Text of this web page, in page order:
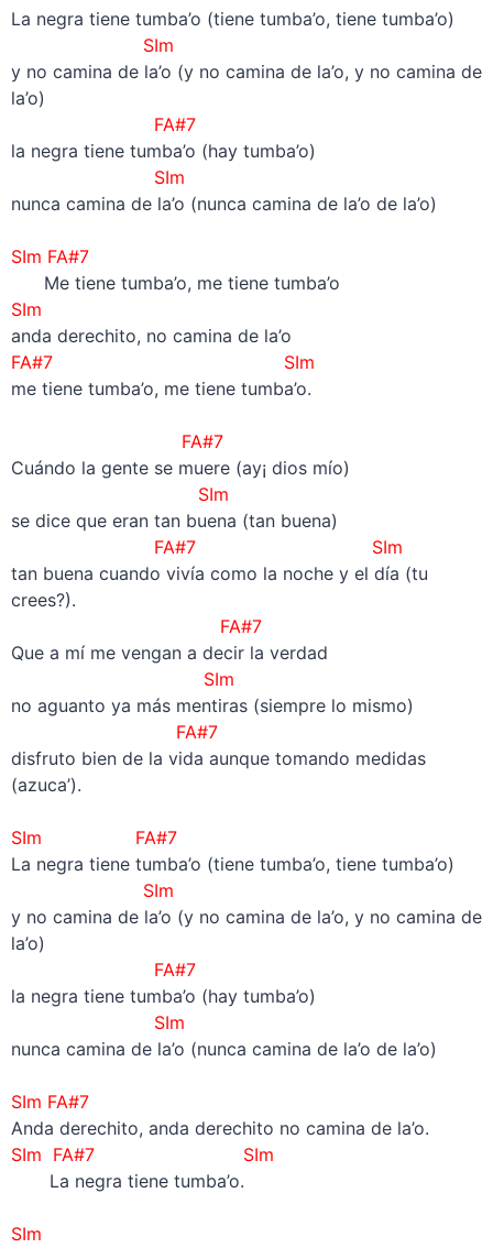
La negra tiene tumba’o (tiene tumba’o, tiene tumba’o)
SIm
y no camina de la’o (y no camina de la’o, y no camina de
la’o)
FA#7
la negra tiene tumba’o (hay tumba’o)
SIm
nunca camina de la’o (nunca camina de la’o de la’o)
SIm FA#7
Me tiene tumba’o, me tiene tumba’o
SIm
anda derechito, no camina de la’o
FA#7
SIm
me tiene tumba’o, me tiene tumba’o.
FA#7
Cuándo la gente se muere (ay¡ dios mío)
SIm
se dice que eran tan buena (tan buena)
FA#7
SIm
tan buena cuando vivía como la noche y el día (tu
crees?).
FA#7
Que a mí me vengan a decir la verdad
SIm
no aguanto ya más mentiras (siempre lo mismo)
FA#7
disfruto bien de la vida aunque tomando medidas
(azuca’).
SIm
FA#7
La negra tiene tumba’o (tiene tumba’o, tiene tumba’o)
SIm
y no camina de la’o (y no camina de la’o, y no camina de
la’o)
FA#7
la negra tiene tumba’o (hay tumba’o)
SIm
nunca camina de la’o (nunca camina de la’o de la’o)
SIm FA#7
Anda derechito, anda derechito no camina de la’o.
SIm FA#7 SIm
La negra tiene tumba’o.
SIm